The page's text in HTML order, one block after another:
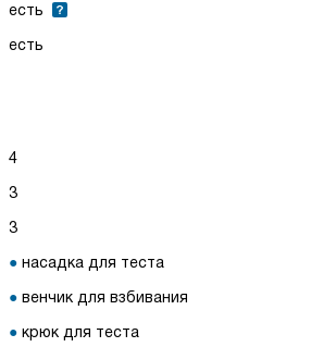
есть
есть
4
3
3
насадка для теста
венчик для взбивания
крюк для теста